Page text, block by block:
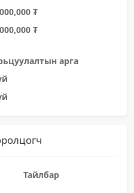
₮
₮
арга
Тайлбар